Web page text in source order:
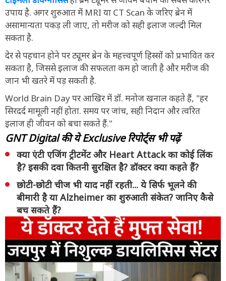
उपाय है. अगर शुरुआत में MRI या CT Scan के जरिए ब्रेन में
असामान्यता पकड़ ली जाए, तो मरीज को सही इलाज जल्दी मिल
सकता है.
देर से पहचान होने पर ट्यूमर ब्रेन के महत्त्वपूर्ण हिस्सों को प्रभावित कर
सकता है, जिससे इलाज की सफलता कम हो जाती है और मरीज की
जान भी खतरे में पड़ सकती है.
World Brain Day पर आखिर में डॉ. मनोज खनाल कहते हैं, "हर
सिरदर्द मामूली नहीं होता. समय पर जांच, सही निदान और त्वरित
इलाज ही जीवन को बचा सकते हैं."
GNT Digital की ये Exclusive रिपोर्ट्स भी पढ़ें
क्या एंटी एजिंग ट्रीटमेंट और Heart Attack का कोई लिंक
है? इसकी दवा कितनी सुरक्षित है? डॉक्टर क्या कहते हैं?
छोटी-छोटी चीज भी याद नहीं रहती... ये सिर्फ भूलने की
बीमारी है या Alzheimer का शुरुआती संकेत? जानिए कैसे
बच सकते हैं?